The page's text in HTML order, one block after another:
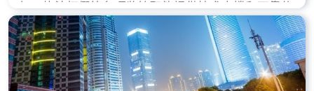
权、执法打假等各项监管职能提供技术支撑和可靠依
据。